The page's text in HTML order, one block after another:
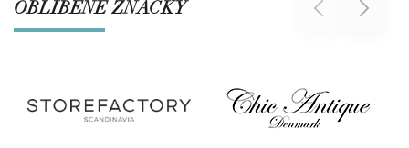
OBLÍBENÉ ZNAČKY Previous Next